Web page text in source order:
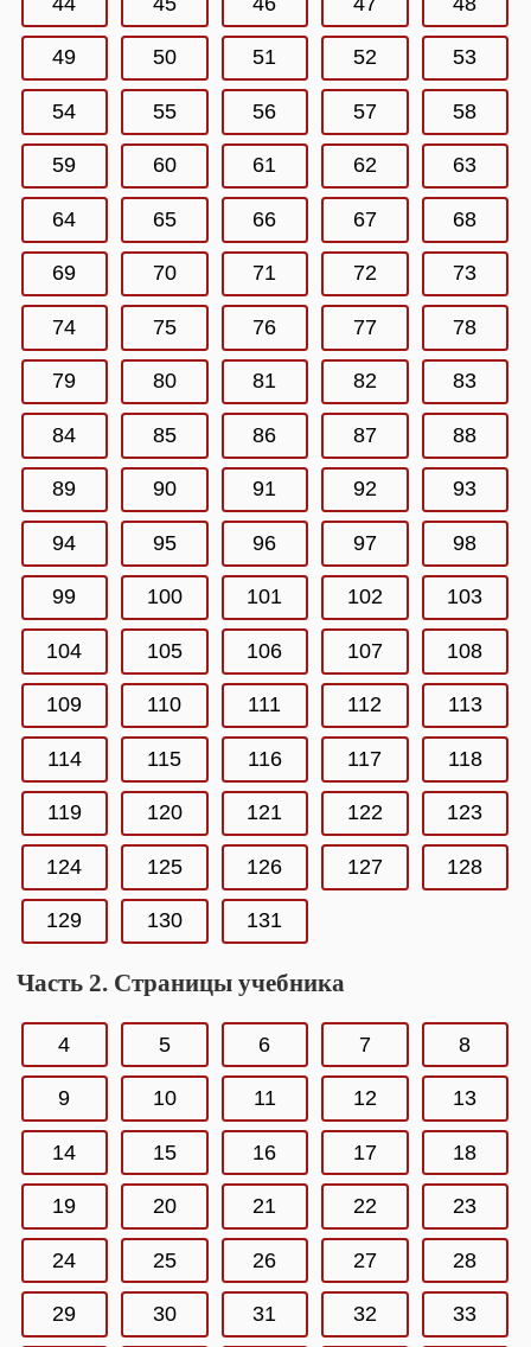
49 50 51 52 53
54 55 56 57 58
59 60 61 62 63
64 65 66 67 68
69 70 71 72 73
74 75 76 77 78
79 80 81 82 83
84 85 86 87 88
89 90 91 92 93
94 95 96 97 98
99 100 101 102 103
104 105 106 107 108
109 110 111 112 113
114 115 116 117 118
119 120 121 122 123
124 125 126 127 128
129 130 131
Часть 2. Страницы учебника
4 5 6 7 8
9 10 11 12 13
14 15 16 17 18
19 20 21 22 23
24 25 26 27 28
29 30 31 32 33